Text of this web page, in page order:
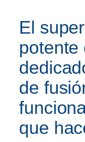
El
potente
de
que